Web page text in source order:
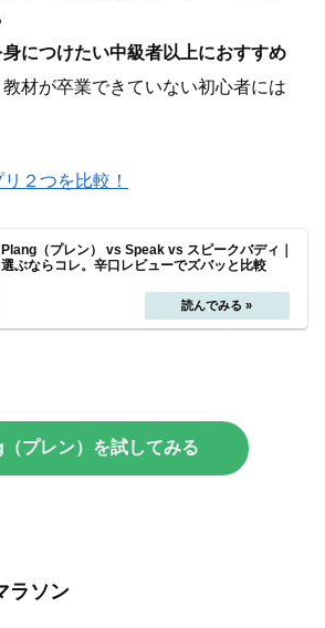
につけたい中級者以上におすすめ
材が卒業できていない初心者には
２つを比較！
Plang（プレン） vs Speak vs スピークバディ｜
選ぶならコレ。辛口レビューでズバッと比較
（プレン）を試してみる
ラソン